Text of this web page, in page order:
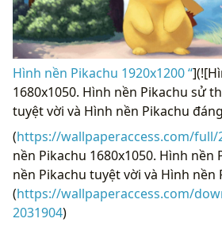
Hình nền Pikachu 1920x1200 “
1680x1050. Hình nền Pikachu sử
tuyệt vời và Hình nền Pikachu
(https://wallpaperaccess.com/full/
nền Pikachu 1680x1050. Hình nền
nền Pikachu tuyệt vời và Hình nền
(https://wallpaperaccess.com/
2031904)